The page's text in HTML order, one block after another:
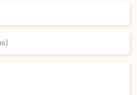
лучше буду холостой.
передал один привет.